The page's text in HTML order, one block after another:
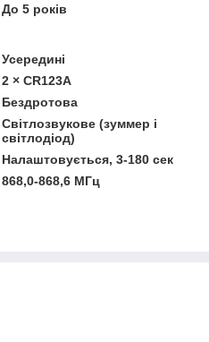
До 5 років
Усередині
2 × CR123A
Бездротова
Світлозвукове (зуммер і
світлодіод)
Налаштовується, 3-180 сек
868,0-868,6 МГц